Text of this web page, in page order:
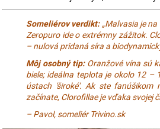
Someliérov verdikt: „Malvasia je
Zeropuro ide o extrémny zážitok.
– nulová pridaná síra a
Môj osobný tip:Oranžové vína sú
biele; ideálna teplota je okolo 12 –
ústach 'široké'. Ak ste
začínate, Clorofillae je vďaka svojej
– Pavol, someliér Trivino.sk